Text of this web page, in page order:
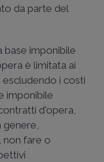
da parte del
base imponibile
è limitata ai
, escludendo i costi
imponibile
d'opera,
non fare o